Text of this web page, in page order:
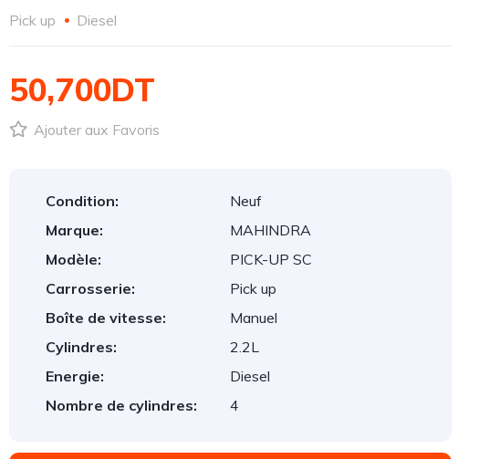
Pick up Diesel
50,700DT
Ajouter aux Favoris
Condition:
Neuf
Marque:
MAHINDRA
Modèle:
PICK-UP SC
Carrosserie:
Pick up
Boîte de vitesse:
Manuel
Cylindres:
2.2L
Energie:
Diesel
Nombre de cylindres:
4